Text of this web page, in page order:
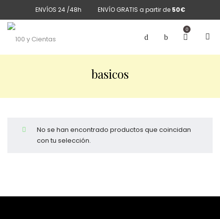
ENVÍOS 24 /48h ENVÍO GRATIS a partir de 50€
0
basicos
No se han encontrado productos que coincidan
con tu selección.